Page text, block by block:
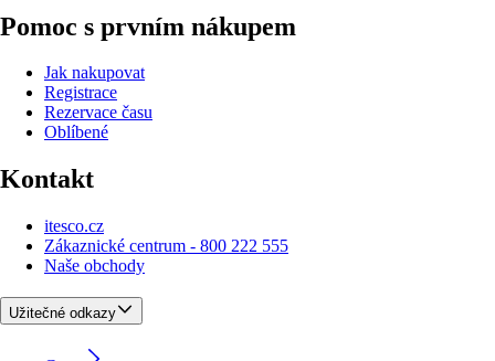
Pomoc s prvním nákupem
Jak nakupovat
Registrace
Rezervace času
Oblíbené
Kontakt
itesco.cz
Zákaznické centrum - 800 222 555
Naše obchody
Užitečné odkazy